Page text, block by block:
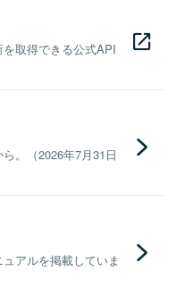
取得できる公式API
。（2026年7月31日
アルを掲載していま